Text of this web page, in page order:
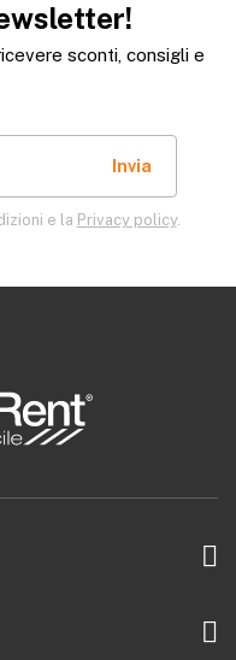
sconti, consigli e
e la Privacy policy.